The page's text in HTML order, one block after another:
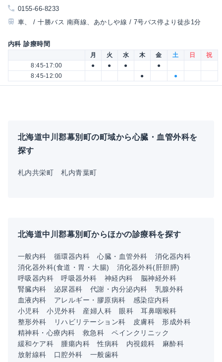
0155-66-8233
車、 / 十勝バス 南商線、あかしや線 / 7号バス停より徒歩1分
内科 診療時間
月 火 水 木 金 土 日
祝
8:45-17:00
● ● ●
●
8:45-12:00
● ●
北海道中川郡幕別町の町域から心臓・血管外科を
探す
札内共栄町 札内青葉町
北海道中川郡幕別町からほかの診療科を探す
一般内科 循環器内科 心臓・血管外科
消化器内科
消化器外科(食道・胃・大腸)
消化器外科(肝胆膵)
呼吸器内科
呼吸器外科 神経内科
脳神経外科
腎臓内科
泌尿器科 代謝・内分泌内科
乳腺外科
血液内科
アレルギー・膠原病科
感染症内科
小児科
小児外科 産婦人科 眼科
耳鼻咽喉科
整形外科
リハビリテーション科 皮膚科
形成外科
精神科・心療内科
救急科
ペインクリニック
緩和ケア科
腫瘍内科 性病科 内視鏡科
麻酔科
放射線科
口腔外科 一般歯科